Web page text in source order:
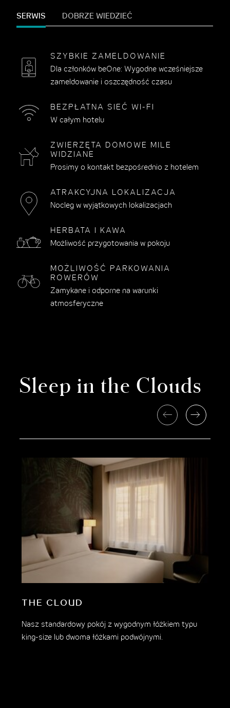
SERWIS DOBRZE WIEDZIEĆ
SZYBKIE ZAMELDOWANIE
Dla członków beOne: Wygodne wcześniejsze
zameldowanie i oszczędność czasu
BEZPŁATNA SIEĆ WI-FI
W całym hotelu
ZWIERZĘTA DOMOWE MILE
WIDZIANE
Prosimy o kontakt bezpośrednio z hotelem
ATRAKCYJNA LOKALIZACJA
Nocleg w wyjątkowych lokalizacjach
HERBATA I KAWA
Możliwość przygotowania w pokoju
MOŻLIWOŚĆ PARKOWANIA
ROWERÓW
Zamykane i odporne na warunki
atmosferyczne
Sleep in the Clouds
THE CLOUD
Nasz standardowy pokój z wygodnym łóżkiem typu
king-size lub dwoma łóżkami podwójnymi.